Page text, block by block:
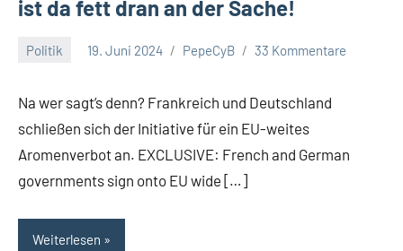
ist da fett dran an der Sache!
Politik 19. Juni 2024 PepeCyB 33 Kommentare
Na wer sagt’s denn? Frankreich und Deutschland
schließen sich der Initiative für ein EU-weites
Aromenverbot an. EXCLUSIVE: French and German
governments sign onto EU wide […]
Weiterlesen